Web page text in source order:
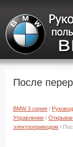
После
BMW 3 серия /
Управление /
электроприводом /